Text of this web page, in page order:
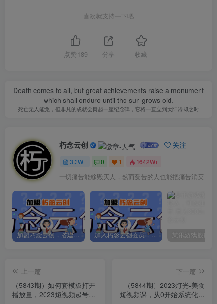
喜欢就支持一下吧
点赞 189 分享 收藏
Death comes to all, but great achievements raise a monument
which shall endure until the sun grows old.
死亡无人能免，但非凡的成就会树起一座纪念碑，它将一直立到太阳冷却之时
朽念云创 关注
3.3W+ 0 1 1642W+
一切痛苦能够毁灭人，然而受苦的人也能把痛苦消灭
加盟朽念云创，搭建同款项目资源站，实现日入2000+ 加入朽念云创会员，全站资源免费学习。
上一篇
（5843期）如何套模板打开
播放量，2023短视频起号必
下一篇
（5844期）2023灯光-美食
短视频课，从0开始系统化掌